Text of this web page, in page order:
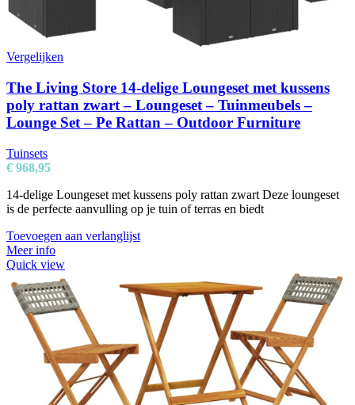
Vergelijken
The Living Store 14-delige Loungeset met kussens
poly rattan zwart – Loungeset – Tuinmeubels –
Lounge Set – Pe Rattan – Outdoor Furniture
Tuinsets
€ 968,95
14-delige Loungeset met kussens poly rattan zwart Deze loungeset
is de perfecte aanvulling op je tuin of terras en biedt
Toevoegen aan verlanglijst
Meer info
Quick view